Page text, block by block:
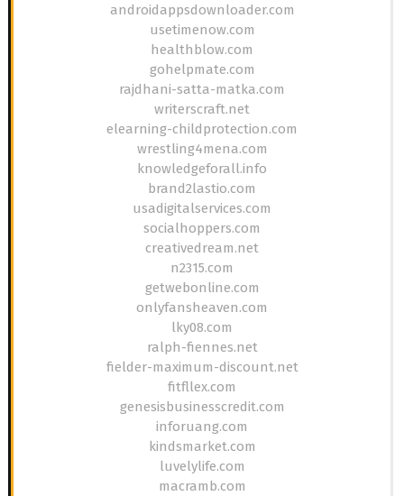
androidappsdownloader.com
usetimenow.com
healthblow.com
gohelpmate.com
rajdhani-satta-matka.com
writerscraft.net
elearning-childprotection.com
wrestling4mena.com
knowledgeforall.info
brand2lastio.com
usadigitalservices.com
socialhoppers.com
creativedream.net
n2315.com
getwebonline.com
onlyfansheaven.com
lky08.com
ralph-fiennes.net
fielder-maximum-discount.net
fitfllex.com
genesisbusinesscredit.com
inforuang.com
kindsmarket.com
luvelylife.com
macramb.com